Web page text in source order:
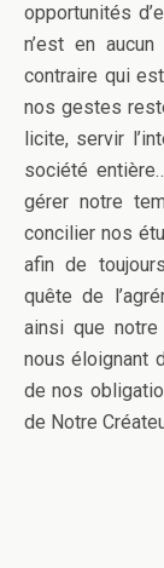
opportunités
n’est en
contraire qui
nos gestes
licite, servir
société
gérer notre
concilier nos
afin de
quête de
ainsi que
nous éloignant
de nos
de Notre